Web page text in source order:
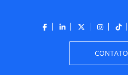
CONTATO